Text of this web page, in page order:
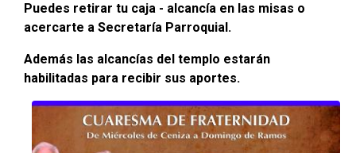
Puedes retirar tu caja - alcancía en las misas o
acercarte a Secretaría Parroquial.
Además las alcancías del templo estarán
habilitadas para recibir sus aportes.